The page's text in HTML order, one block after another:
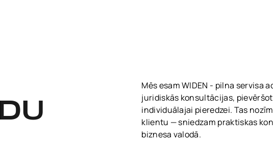
Mēs esam WIDEN - pilna servisa
juridiskās konsultācijas,
individuālajai pieredzei. Tas
klientu — sniedzam praktiskas
biznesa valodā.